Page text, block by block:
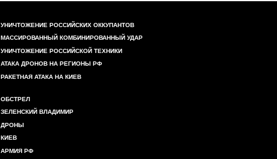
УНИЧТОЖЕНИЕ РОССИЙСКИХ ОККУПАНТОВ
МАССИРОВАННЫЙ КОМБИНИРОВАННЫЙ УДАР
УНИЧТОЖЕНИЕ РОССИЙСКОЙ ТЕХНИКИ
АТАКА ДРОНОВ НА РЕГИОНЫ РФ
РАКЕТНАЯ АТАКА НА КИЕВ
ОБСТРЕЛ
ЗЕЛЕНСКИЙ ВЛАДИМИР
ДРОНЫ
КИЕВ
АРМИЯ РФ